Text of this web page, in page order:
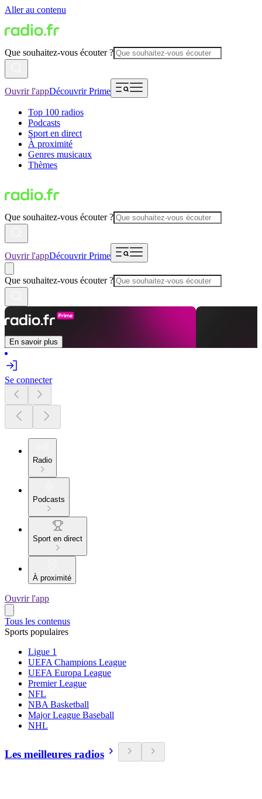
Aller au contenu
Que souhaitez-vous écouter ?
Ouvrir l'appDécouvrir Prime
Top 100 radios
Podcasts
Sport en direct
À proximité
Genres musicaux
Thèmes
Que souhaitez-vous écouter ?
Ouvrir l'appDécouvrir Prime
Que souhaitez-vous écouter ?
En savoir plus
Se connecter
Radio
Podcasts
Sport en direct
À proximité
Ouvrir l'app
Tous les contenus
Sports populaires
Ligue 1
UEFA Champions League
UEFA Europa League
Premier League
NFL
NBA Basketball
Major League Baseball
NHL
Les meilleures radios